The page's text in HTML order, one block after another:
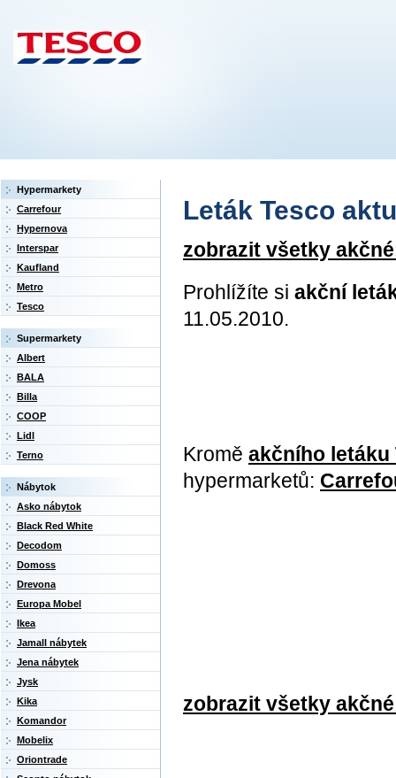
Leták Tesco
zobrazit všetky
Prohlížíte si akční
11.05.2010.
Kromě akčního letáku
hypermarketů:
zobrazit všetky
Hypermarkety
Carrefour
Hypernova
Interspar
Kaufland
Metro
Tesco
Supermarkety
Albert
BALA
Billa
COOP
Lidl
Terno
Nábytok
Asko nábytok
Black Red White
Decodom
Domoss
Drevona
Europa Mobel
Ikea
Jamall nábytek
Jena nábytek
Jysk
Kika
Komandor
Mobelix
Oriontrade